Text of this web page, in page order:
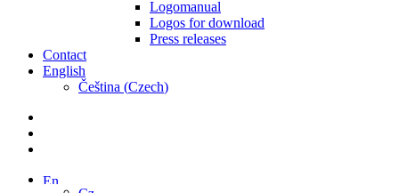
Logomanual
Logos for download
Press releases
Contact
English
Čeština (Czech)